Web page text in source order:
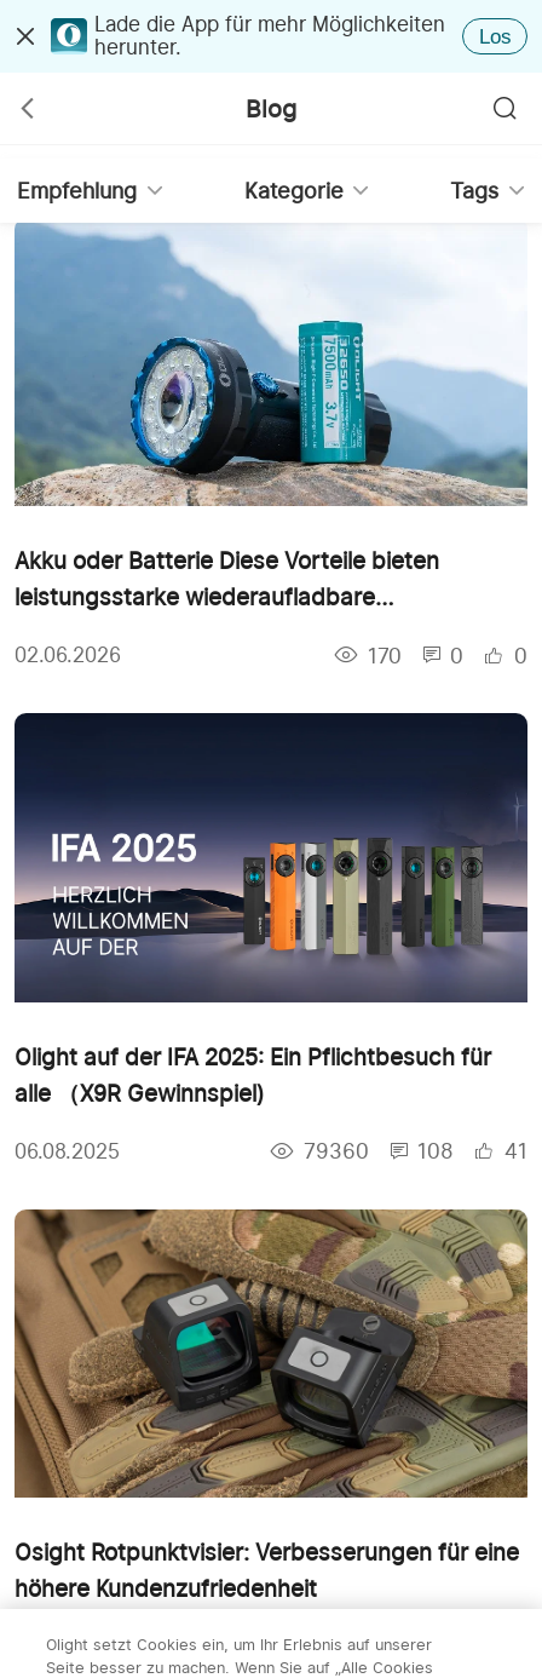
Lade die App für mehr Möglichkeiten
herunter.
Los
Blog
Empfehlung Kategorie Tags
Akku oder Batterie Diese Vorteile bieten
leistungsstarke wiederaufladbare
02.06.2026 170 0 0
Olight auf der IFA 2025: Ein Pflichtbesuch für
alle （X9R Gewinnspiel)
06.08.2025 79360 108 41
Osight Rotpunktvisier: Verbesserungen für eine
höhere Kundenzufriedenheit
09.10.2024 2339
Olight setzt Cookies ein, um Ihr Erlebnis auf unserer
Seite besser zu machen. Wenn Sie auf „Alle Cookies